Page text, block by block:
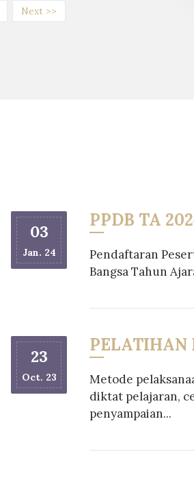
Next >>
03
Jan. 24
PPDB TA
Pendaftaran
Bangsa Tahun
23
Oct. 23
PELATIHAN
Metode
diktat pelajaran,
penyampaian...